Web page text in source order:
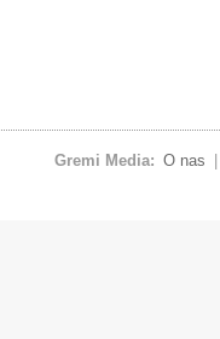
Gremi Media: O nas